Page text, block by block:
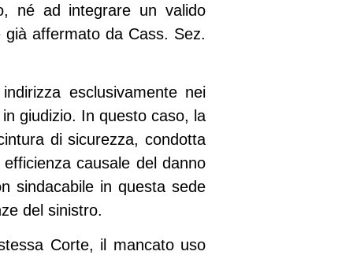
né ad integrare un valido
già affermato da Cass. Sez.
esclusivamente nei
giudizio. In questo caso, la
di sicurezza, condotta
causale del danno
sindacabile in questa sede
del sinistro.
Corte, il mancato uso